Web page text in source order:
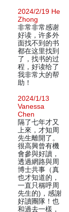
2024/2/19 He
Zhong
非常非常感谢
好读，许多外
面找不到的书
都在这里找到
了，找书的过
程，好读给了
我非常大的帮
助！
2024/1/13
Vanessa
Chen
隔了七年才又
上來，才知周
先生離開了。
很高興曾有機
會參與好讀，
透過網路與周
博士共事（真
也才知道的，
一直只稱呼周
先生的)，感謝
好讀團隊！也
和過去一樣，